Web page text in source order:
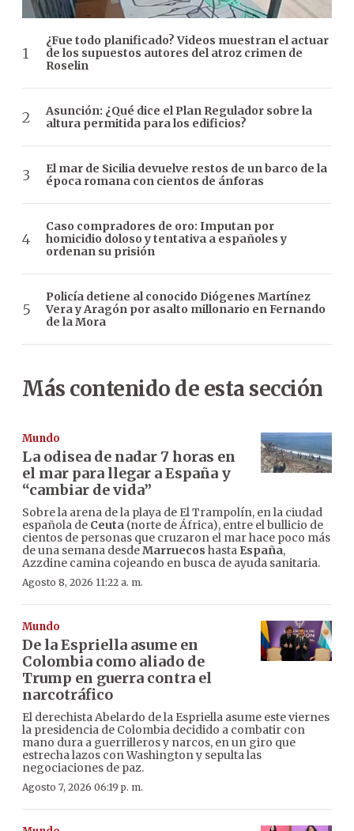
¿Fue todo planificado? Videos muestran el actuar
de los supuestos autores del atroz crimen de
Roselin
Asunción: ¿Qué dice el Plan Regulador sobre la
altura permitida para los edificios?
El mar de Sicilia devuelve restos de un barco de la
época romana con cientos de ánforas
Caso compradores de oro: Imputan por
homicidio doloso y tentativa a españoles y
ordenan su prisión
Policía detiene al conocido Diógenes Martínez
Vera y Aragón por asalto millonario en Fernando
de la Mora
Más contenido de esta sección
Mundo
La odisea de nadar 7 horas en
el mar para llegar a España y
“cambiar de vida”
Sobre la arena de la playa de El Trampolín, en la ciudad
española de Ceuta (norte de África), entre el bullicio de
cientos de personas que cruzaron el mar hace poco más
de una semana desdeMarruecos hasta España,
Azzdine camina cojeando en busca de ayuda sanitaria.
Agosto 8, 2026 11:22 a. m.
Mundo
De la Espriella asume en
Colombia como aliado de
Trump en guerra contra el
narcotráfico
El derechista Abelardo de la Espriella asume este viernes
la presidencia de Colombia decidido a combatir con
mano dura a guerrilleros y narcos, en un giro que
estrecha lazos con Washington y sepulta las
negociaciones de paz.
Agosto 7, 2026 06:19 p. m.